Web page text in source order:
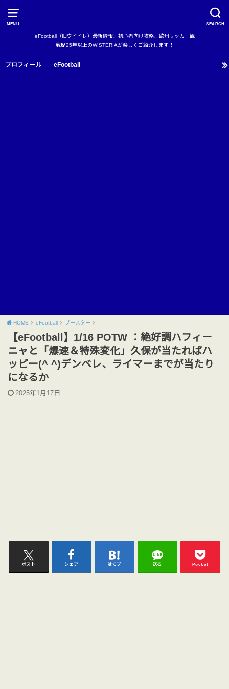
MENU SEARCH
eFootball（旧ウイイレ）最新情報、初心者向け攻略、欧州サッカー観
戦歴25年以上のWISTERIAが楽しくご紹介します！
プロフィール eFootball
HOME eFootball ブースター
【eFootball】1/16 POTW ：絶好調ハフィー
ニャと「爆速＆特殊変化」久保が当たればハ
ッピー(^ ^)デンベレ、ライマーまでが当たり
になるか
2025年1月17日
ポスト シェア はてブ 送る Pocket